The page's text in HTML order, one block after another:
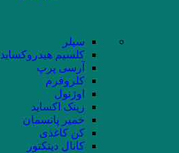
سیلر
کلسیم هیدروکساید
آرسی پرپ
کلروفرم
اوژنول
زینک اکساید
خمیر پانسمان
کن کاغذی
کانال دیتکتور